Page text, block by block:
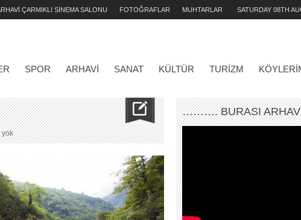
ÇARMIKLI SİNEMA SALONU FOTOĞRAFLAR MUHTARLAR SATURDAY 08TH
SPOR ARHAVI SANAT KÜLTÜR TURIZM
yokKAMİLET’
E
………. BURASI